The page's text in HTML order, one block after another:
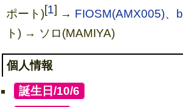
ポート)[1] → FIOSM(AMX005)、
ト) → ソロ(MAMIYA)
個人情報
誕生日/10/6